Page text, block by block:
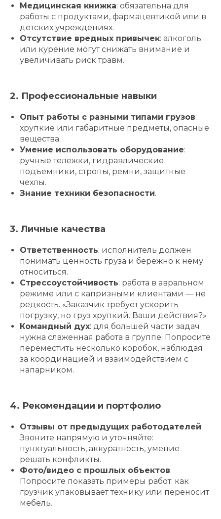
Медицинская книжка: обязательна для
работы с продуктами, фармацевтикой или в
детских учреждениях.
Отсутствие вредных привычек: алкоголь
или курение могут снижать внимание и
увеличивать риск травм.
2. Профессиональные навыки
Опыт работы с разными типами грузов:
хрупкие или габаритные предметы, опасные
вещества.
Умение использовать оборудование:
ручные тележки, гидравлические
подъемники, стропы, ремни, защитные
чехлы.
Знание техники безопасности.
3. Личные качества
Ответственность: исполнитель должен
понимать ценность груза и бережно к нему
относиться.
Стрессоустойчивость: работа в авральном
режиме или с капризными клиентами — не
редкость. «Заказчик требует ускорить
погрузку, но груз хрупкий. Ваши действия?»
Командный дух: для большей части задач
нужна слаженная работа в группе. Попросите
переместить несколько коробок, наблюдая
за координацией и взаимодействием с
напарником.
4. Рекомендации и портфолио
Отзывы от предыдущих работодателей.
Звоните напрямую и уточняйте:
пунктуальность, аккуратность, умение
решать конфликты.
Фото/видео с прошлых объектов.
Попросите показать примеры работ: как
грузчик упаковывает технику или переносит
мебель.